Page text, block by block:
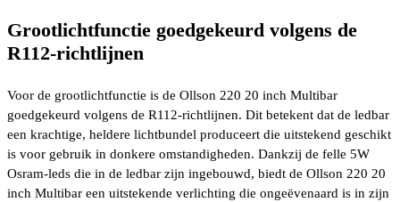
Grootlichtfunctie goedgekeurd volgens de
R112-richtlijnen
Voor de grootlichtfunctie is de Ollson 220 20 inch Multibar
goedgekeurd volgens de R112-richtlijnen. Dit betekent dat de ledbar
een krachtige, heldere lichtbundel produceert die uitstekend geschikt
is voor gebruik in donkere omstandigheden. Dankzij de felle 5W
Osram-leds die in de ledbar zijn ingebouwd, biedt de Ollson 220 20
inch Multibar een uitstekende verlichting die ongeëvenaard is in zijn